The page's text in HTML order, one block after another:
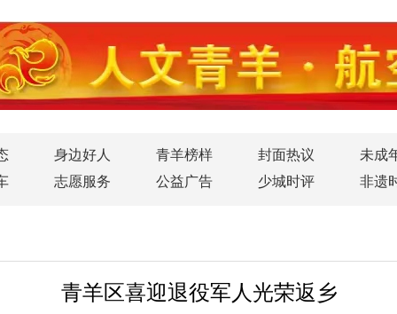
身边好人 青羊榜样 封面热议 未成
志愿服务 公益广告 少城时评 非遗
青羊区喜迎退役军人光荣返乡